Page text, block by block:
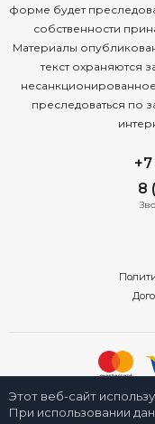
форме будет
собственности
Материалы
текст охраняются
преследоваться по
8
2008-2026 © Интернет-
освещения для
Этот веб-сайт
При использовании